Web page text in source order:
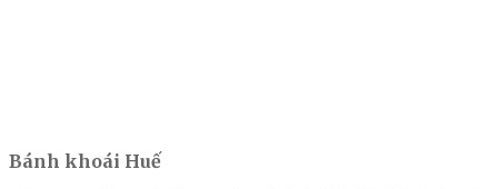
Bánh khoái Huế